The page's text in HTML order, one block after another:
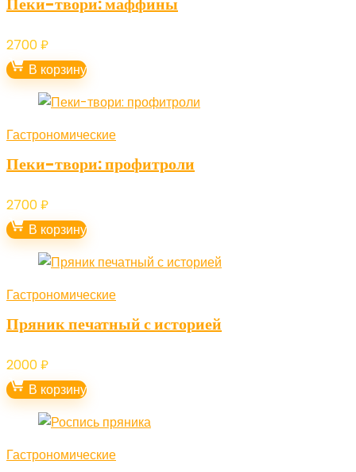
2700₽
В корзину
Гастрономические
Пеки-твори: профитроли
2700₽
В корзину
Гастрономические
Пряник печатный с историей
2000₽
В корзину
Гастрономические